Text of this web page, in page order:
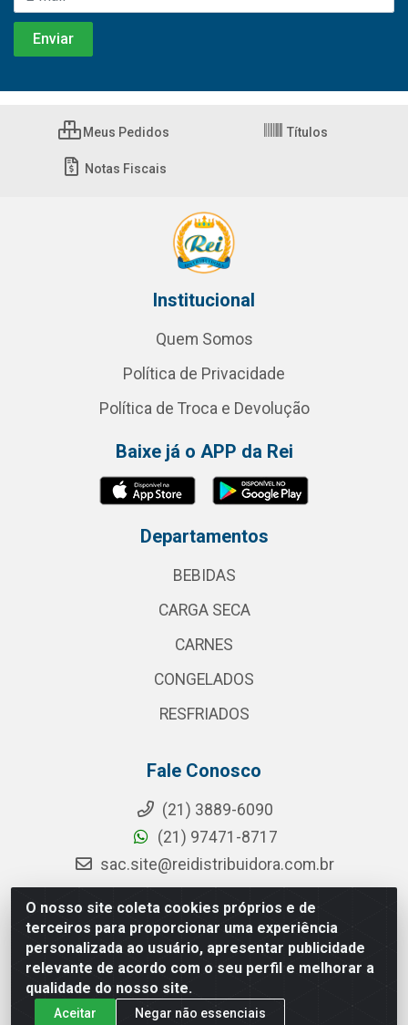
O nosso site coleta cookies próprios e de
terceiros para proporcionar uma experiência
personalizada ao usuário, apresentar publicidade
relevante de acordo com o seu perfil e melhorar a
qualidade do nosso site.
Aceitar Negar não essenciais
Meus Pedidos Títulos
Notas Fiscais
Institucional
Quem Somos
Política de Privacidade
Política de Troca e Devolução
Baixe já o APP da Rei
Departamentos
BEBIDAS
CARGA SECA
CARNES
CONGELADOS
RESFRIADOS
Fale Conosco
(21) 3889-6090
(21) 97471-8717
sac.site@reidistribuidora.com.br
Rei Distribuidora - Rua da Cevada, 115 - Penha Circular, Rio de
Janeiro/RJ - CEP 21.011-080 - CNPJ 11.203.563/0001-01